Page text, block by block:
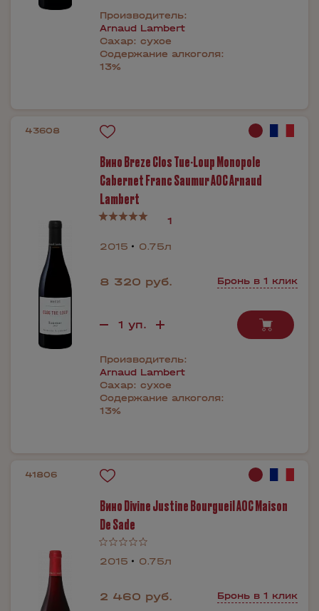
Производитель:
Arnaud Lambert
Сахар: сухое
Содержание алкоголя:
13%
43608
Вино Breze Clos Tue-Loup Monopole
Cabernet Franc Saumur AOC Arnaud
Lambert
1
2015 0.75л
8 320 руб. Бронь в 1 клик
Производитель:
Arnaud Lambert
Сахар: сухое
Содержание алкоголя:
13%
41806
Вино Divine Justine Bourgueil AOC Maison
De Sade
2015 0.75л
2 460 руб. Бронь в 1 клик